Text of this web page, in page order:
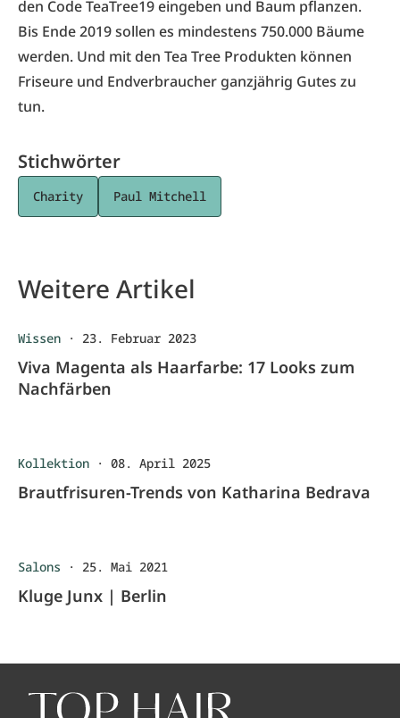
den Code TeaTree19 eingeben und Baum pflanzen.
Bis Ende 2019 sollen es mindestens 750.000 Bäume
werden. Und mit den Tea Tree Produkten können
Friseure und Endverbraucher ganzjährig Gutes zu
tun.
Stichwörter
Charity Paul Mitchell
Weitere Artikel
Wissen · 23. Februar 2023
Viva Magenta als Haarfarbe: 17 Looks zum
Nachfärben
Kollektion · 08. April 2025
Brautfrisuren-Trends von Katharina Bedrava
Salons · 25. Mai 2021
Kluge Junx | Berlin